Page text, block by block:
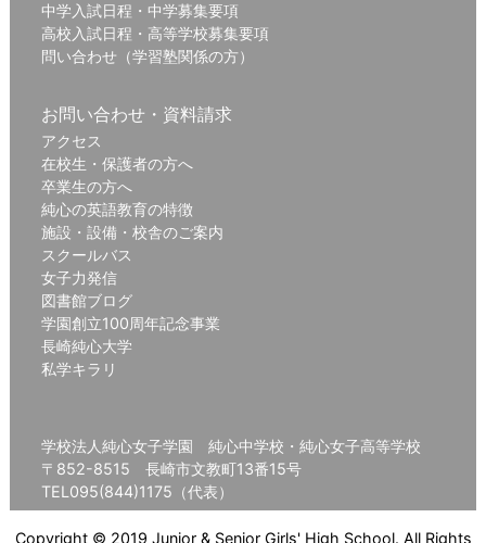
中学入試日程・中学募集要項
高校入試日程・高等学校募集要項
問い合わせ（学習塾関係の方）
お問い合わせ・資料請求
アクセス
在校生・保護者の方へ
卒業生の方へ
純心の英語教育の特徴
施設・設備・校舎のご案内
スクールバス
女子力発信
図書館ブログ
学園創立100周年記念事業
長崎純心大学
私学キラリ
学校法人純心女子学園 純心中学校・純心女子高等学校
〒852-8515 長崎市文教町13番15号
TEL095(844)1175（代表）
Copyright © 2019 Junior & Senior Girls' High School. All Rights